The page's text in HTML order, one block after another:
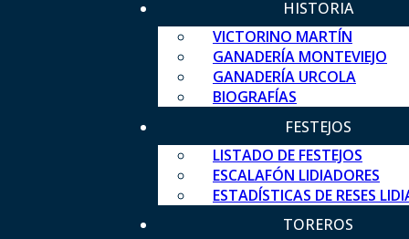
HISTORIA
VICTORINO MARTÍN
GANADERÍA MONTEVIEJO
GANADERÍA URCOLA
BIOGRAFÍAS
FESTEJOS
LISTADO DE FESTEJOS
ESCALAFÓN LIDIADORES
ESTADÍSTICAS DE RESES
TOREROS